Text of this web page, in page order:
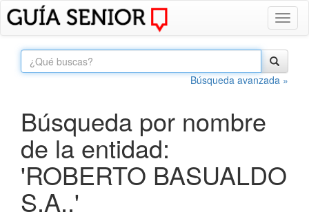
Búsqueda avanzada »
Búsqueda por nombre
de la entidad:
'ROBERTO BASUALDO
S.A..'